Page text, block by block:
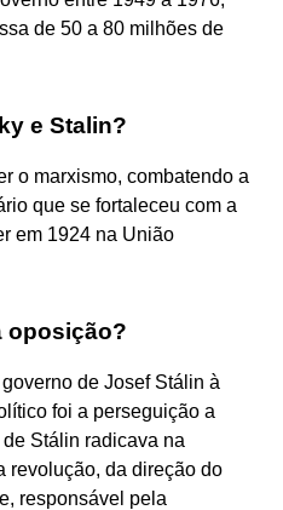
de 50 a 80 milhões de
e Stalin?
o marxismo, combatendo a
que se fortaleceu com a
em 1924 na União
oposição?
de Josef Stálin à
foi a perseguição a
Stálin radicava na
revolução, da direção do
responsável pela